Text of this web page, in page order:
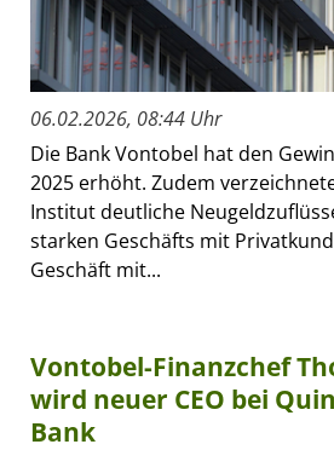
06.02.2026, 08:44 Uhr
Die Bank Vontobel hat den
2025 erhöht. Zudem
Institut deutliche
starken Geschäfts mit
Geschäft mit...
Vontobel-Finanzchef
wird neuer CEO bei
Bank